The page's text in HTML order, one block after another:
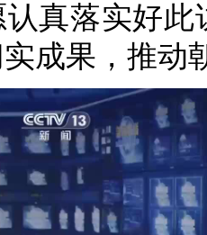
认真落实好
成果，推动